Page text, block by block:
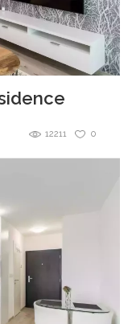
0
12211